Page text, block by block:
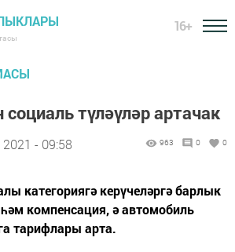
16+
түләүләр артачак
- 09:58 963 0 0
категориягә керүчеләргә барлык
һәм компенсация, ә автомобиль
тарифлары арта.